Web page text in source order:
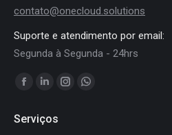
contato@onecloud.solutions
Suporte e atendimento por email:
Segunda à Segunda - 24hrs
Encontre-nos em:
Facebook
opens
Linkedin
opens
InstagramWhatsapp
Serviços